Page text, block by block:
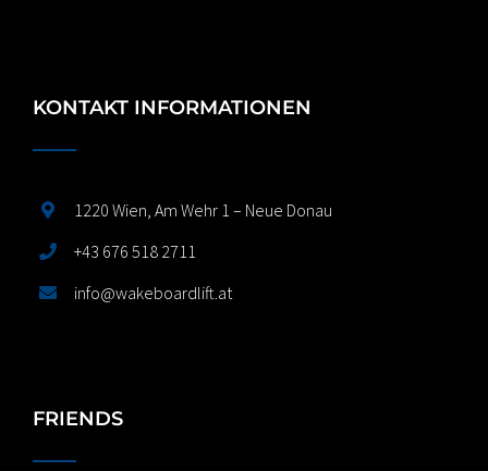
KONTAKT INFORMATIONEN
1220 Wien, Am Wehr 1 – Neue Donau
+43 676 518 2711
info@wakeboardlift.at
FRIENDS